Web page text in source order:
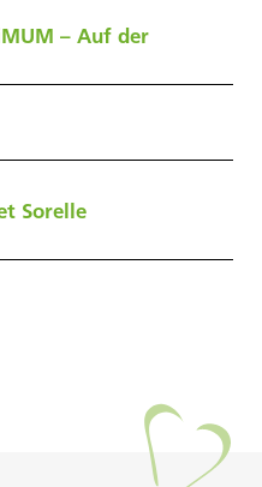
– Auf der
Sorelle